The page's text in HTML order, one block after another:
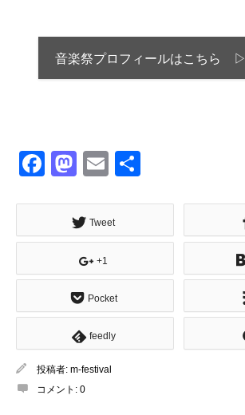
音楽祭プロフィールはこちら ▷
Facebook
Mastodon
Email
Tweet
+1
Pocket
feedly
投稿者: m-festival
コメント: 0